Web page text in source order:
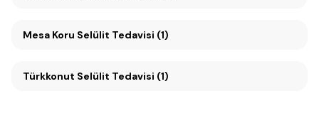
Mesa Koru Selülit Tedavisi (1)
Türkkonut Selülit Tedavisi (1)